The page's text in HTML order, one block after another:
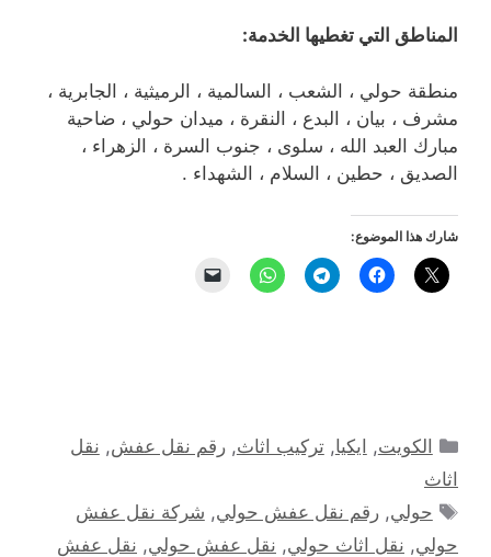
المناطق التي تغطيها الخدمة:
منطقة حولي ، الشعب ، السالمية ، الرميثية ، الجابرية ،
مشرف ، بيان ، البدع ، النقرة ، ميدان حولي ، ضاحية
مبارك العبد الله ، سلوى ، جنوب السرة ، الزهراء ،
الصديق ، حطين ، السلام ، الشهداء .
شارك هذا الموضوع:
التصنيفات
الكويت, ايكيا,تركيب اثاث,رقم نقل عفش, نقل
اثاث
الوسوم
حولي,رقم نقل عفش حولي, شركة نقل عفش
حولي, نقل اثاث حولي, نقل عفش حولي, نقل عفش